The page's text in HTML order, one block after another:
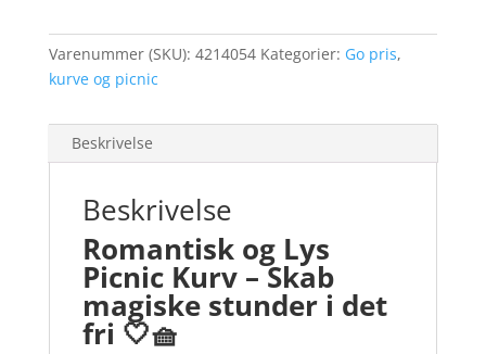
indhold
antal
Varenummer (SKU): 4214054 Kategorier: Go pris,
kurve og picnic
Beskrivelse
Beskrivelse
Romantisk og Lys
Picnic Kurv – Skab
magiske stunder i det
fri 🤍🧺